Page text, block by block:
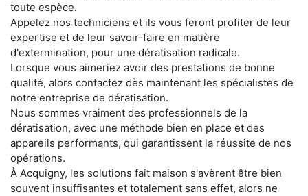
toute espèce.
Appelez nos techniciens et ils vous feront profiter de leur
expertise et de leur savoir-faire en matière
d'extermination, pour une dératisation radicale.
Lorsque vous aimeriez avoir des prestations de bonne
qualité, alors contactez dès maintenant les spécialistes de
notre entreprise de dératisation.
Nous sommes vraiment des professionnels de la
dératisation, avec une méthode bien en place et des
appareils performants, qui garantissent la réussite de nos
opérations.
À Acquigny, les solutions fait maison s'avèrent être bien
souvent insuffisantes et totalement sans effet, alors ne